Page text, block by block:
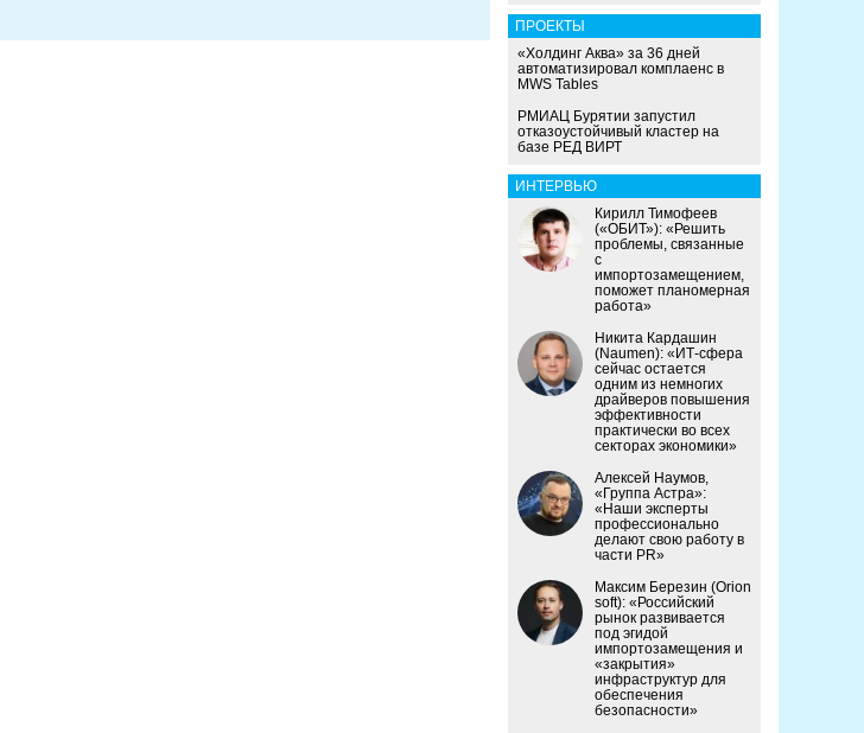
ПРОЕКТЫ
«Холдинг Аква» за 36 дней
автоматизировал комплаенс в
MWS Tables
РМИАЦ Бурятии запустил
отказоустойчивый кластер на
базе РЕД ВИРТ
ИНТЕРВЬЮ
Кирилл Тимофеев
(«ОБИТ»): «Решить
проблемы, связанные
с
импортозамещением,
поможет планомерная
работа»
Никита Кардашин
(Naumen): «ИТ-сфера
сейчас остается
одним из немногих
драйверов повышения
эффективности
практически во всех
секторах экономики»
Алексей Наумов,
«Группа Астра»:
«Наши эксперты
профессионально
делают свою работу в
части PR»
Максим Березин (Orion
soft): «Российский
рынок развивается
под эгидой
импортозамещения и
«закрытия»
инфраструктур для
обеспечения
безопасности»